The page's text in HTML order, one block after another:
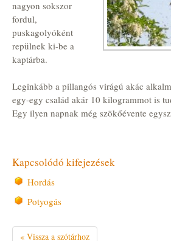
nagyon sokszor
fordul,
puskagolyóként
repülnek ki-be a
kaptárba.
Leginkább a pillangós virágú akác
egy-egy család akár 10 kilogrammot is
Egy ilyen napnak még szökőévente
Kapcsolódó kifejezések
Hordás
Potyogás
« Vissza a szótárhoz